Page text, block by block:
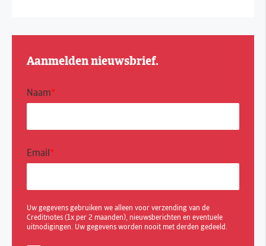
Aanmelden nieuwsbrief.
Naam*
Email*
Uw gegevens gebruiken we alleen voor verzending van de
Creditnotes (1x per 2 maanden), nieuwsberichten en eventuele
uitnodigingen. Uw gegevens worden nooit met derden gedeeld.